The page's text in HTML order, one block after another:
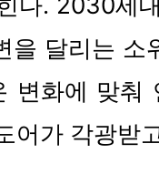
달리는 소
변화에 맞춰
어가 각광받